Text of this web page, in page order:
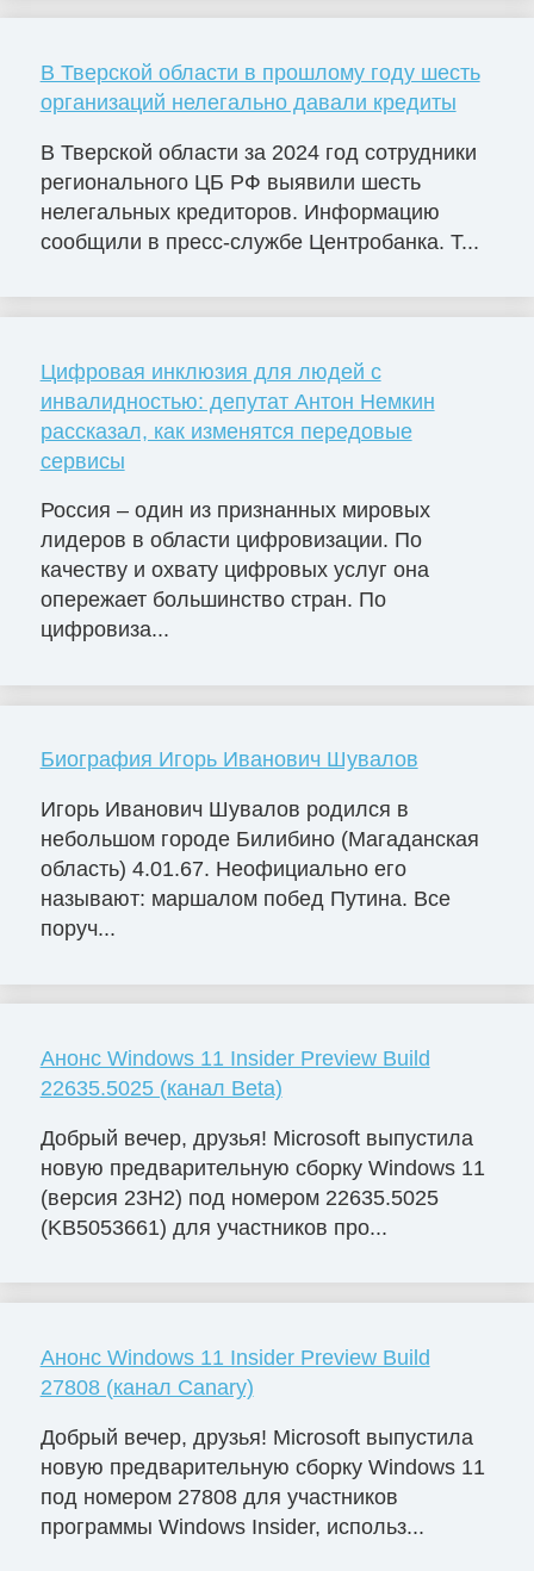
В Тверской области в прошлому году шесть
организаций нелегально давали кредиты
В Тверской области за 2024 год сотрудники
регионального ЦБ РФ выявили шесть
нелегальных кредиторов. Информацию
сообщили в пресс-службе Центробанка. Т...
Цифровая инклюзия для людей с
инвалидностью: депутат Антон Немкин
рассказал, как изменятся передовые
сервисы
Россия – один из признанных мировых
лидеров в области цифровизации. По
качеству и охвату цифровых услуг она
опережает большинство стран. По
цифровиза...
Биография Игорь Иванович Шувалов
Игорь Иванович Шувалов родился в
небольшом городе Билибино (Магаданская
область) 4.01.67. Неофициально его
называют: маршалом побед Путина. Все
поруч...
Анонс Windows 11 Insider Preview Build
22635.5025 (канал Beta)
Добрый вечер, друзья! Microsoft выпустила
новую предварительную сборку Windows 11
(версия 23H2) под номером 22635.5025
(KB5053661) для участников про...
Анонс Windows 11 Insider Preview Build
27808 (канал Canary)
Добрый вечер, друзья! Microsoft выпустила
новую предварительную сборку Windows 11
под номером 27808 для участников
программы Windows Insider, использ...